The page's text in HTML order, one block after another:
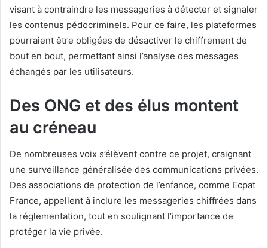
visant à contraindre les messageries à détecter et signaler
les contenus pédocriminels. Pour ce faire, les plateformes
pourraient être obligées de désactiver le chiffrement de
bout en bout, permettant ainsi l’analyse des messages
échangés par les utilisateurs.
Des ONG et des élus montent
au créneau
De nombreuses voix s’élèvent contre ce projet, craignant
une surveillance généralisée des communications privées.
Des associations de protection de l’enfance, comme Ecpat
France, appellent à inclure les messageries chiffrées dans
la réglementation, tout en soulignant l’importance de
protéger la vie privée.